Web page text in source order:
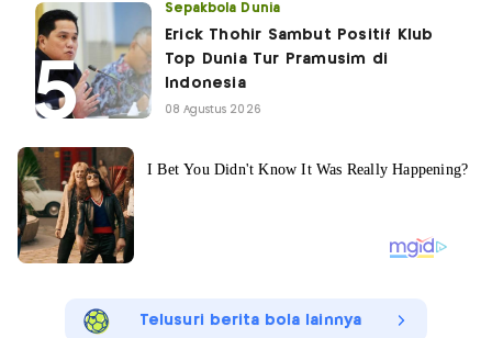
Sepakbola Dunia
Erick Thohir Sambut Positif Klub
Top Dunia Tur Pramusim di
Indonesia
08 Agustus 2026
Telusuri berita bola lainnya